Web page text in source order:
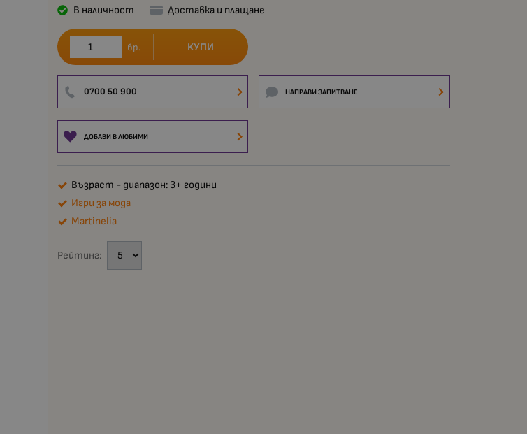
В наличност Доставка и плащане
бр. КУПИ
0700 50 900 НАПРАВИ ЗАПИТВАНЕ
ДОБАВИ В ЛЮБИМИ
Възраст - диапазон: 3+ години
Игри за мода
Martinelia
Рейтинг: